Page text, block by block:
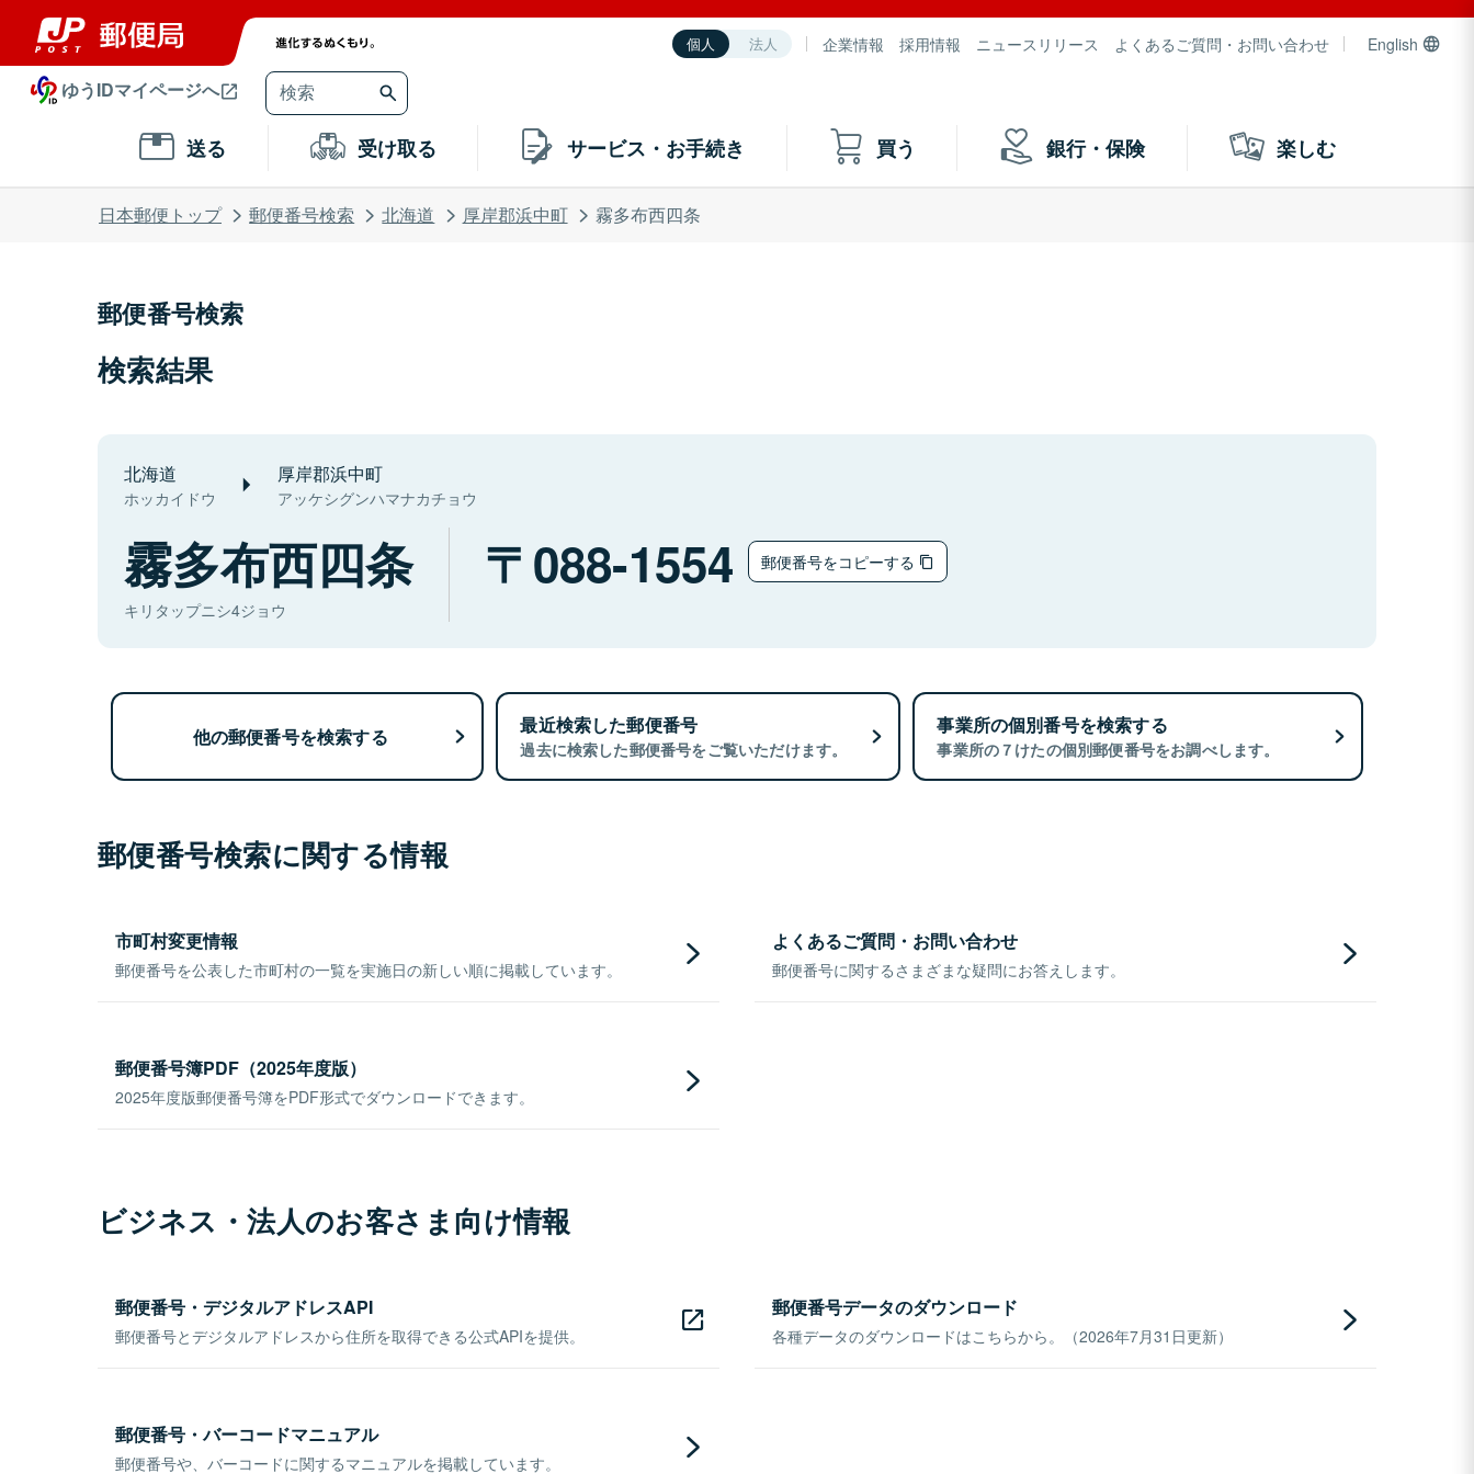
個人 法人 企業情報 採用情報 ニュースリリース よくあるご質問・お問い合わせ English
ゆうIDマイページへ
送る 受け取る サービス・お手続き 買う 銀行・保険 楽しむ
日本郵便トップ 郵便番号検索 北海道 厚岸郡浜中町 霧多布西四条
郵便番号検索
検索結果
北海道
ホッカイドウ
厚岸郡浜中町
アッケシグンハマナカチョウ
霧多布西四条
キリタップニシ4ジョウ
088-1554 郵便番号をコピーする
他の郵便番号を検索する 最近検索した郵便番号
過去に検索した郵便番号をご覧いただけます。
事業所の個別番号を検索する
事業所の７けたの個別郵便番号をお調べします。
郵便番号検索に関する情報
市町村変更情報
郵便番号を公表した市町村の一覧を実施日の新しい順に掲載しています。
よくあるご質問・お問い合わせ
郵便番号に関するさまざまな疑問にお答えします。
郵便番号簿PDF（2025年度版）
2025年度版郵便番号簿をPDF形式でダウンロードできます。
ビジネス・法人のお客さま向け情報
郵便番号・デジタルアドレスAPI
郵便番号とデジタルアドレスから住所を取得できる公式APIを提供。
郵便番号データのダウンロード
各種データのダウンロードはこちらから。（2026年7月31日更新）
郵便番号・バーコードマニュアル
郵便番号や、バーコードに関するマニュアルを掲載しています。